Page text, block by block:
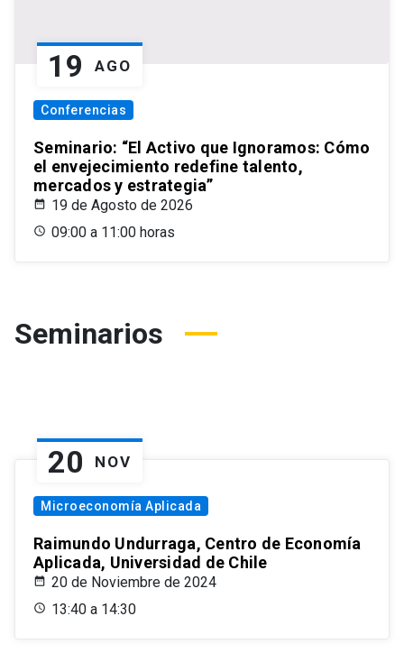
19 AGO
Conferencias
Seminario: “El Activo que Ignoramos: Cómo
el envejecimiento redefine talento,
mercados y estrategia”
19 de Agosto de 2026
09:00 a 11:00 horas
Seminarios
20 NOV
Microeconomía Aplicada
Raimundo Undurraga, Centro de Economía
Aplicada, Universidad de Chile
20 de Noviembre de 2024
13:40 a 14:30